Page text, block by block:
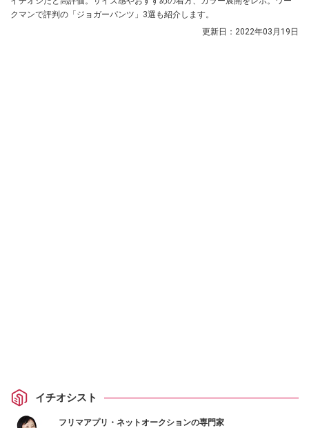
クマンで評判の「ジョガーパンツ」3選も紹介します。
更新日： 2022年03月19日
イチオシスト
フリマアプリ・ネットオークションの専門家